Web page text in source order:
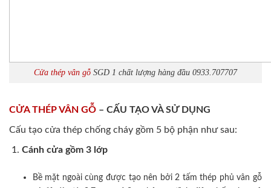
Cửa thép vân gỗ SGD 1 chất lượng hàng đầu 0933.707707
CỬA THÉP VÂN GỖ – CẤU TẠO VÀ SỬ DỤNG
Cấu tạo cửa thép chống cháy gồm 5 bộ phận như sau:
Cánh cửa gồm 3 lớp
Bề mặt ngoài cùng được tạo nên bởi 2 tấm thép phủ vân gỗ